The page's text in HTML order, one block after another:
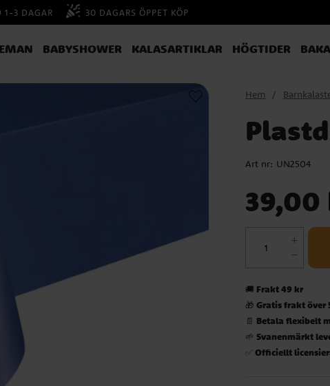
1-3 DAGAR 30 DAGARS ÖPPET KÖP
BABYSHOWER KALASARTIKLAR HÖGTIDER BAKA
Hem
Art nr: UN2504
39,00
🚚 Frakt 49 kr
🎁Gratis frakt över
📄 Betala flexibelt
🌱Svanenmärkt
✅Officiellt